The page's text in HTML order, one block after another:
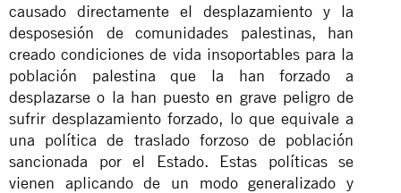
causado directamente el desplazamiento y la
desposesión de comunidades palestinas, han
creado condiciones de vida insoportables para la
población palestina que la han forzado a
desplazarse o la han puesto en grave peligro de
sufrir desplazamiento forzado, lo que equivale a
una política de traslado forzoso de población
sancionada por el Estado. Estas políticas se
vienen aplicando de un modo generalizado y